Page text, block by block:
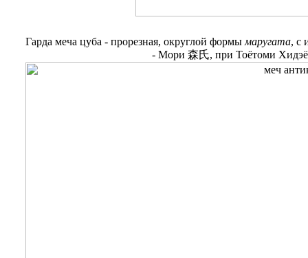
Гарда меча цуба - прорезная, округлой формы маругата, с
- Мори 森氏, при Тоётоми